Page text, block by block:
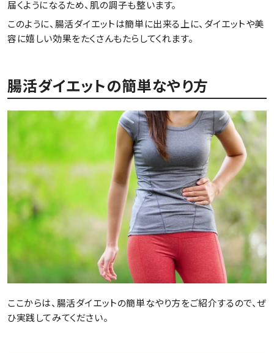
届くようになるため、肌の調子も整います。
このように、腸活ダイエットは簡単に出来る上に、ダイエットや美
容に嬉しい効果をたくさんもたらしてくれます。
腸活ダイエットの簡単なやり方
ここからは、腸活ダイエットの簡単なやり方をご紹介するので、ぜ
ひ実践してみてください。